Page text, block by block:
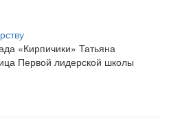
«Кирпичики» Татьяна
Первой лидерской школы